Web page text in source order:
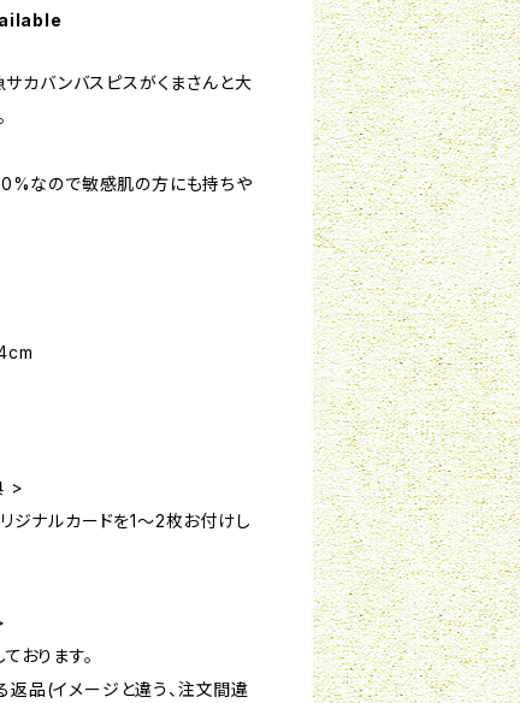
カバンバスピスがくまさんと大
なので敏感肌の方にも持ちや
>
ジナルカードを1～2枚お付けし
おります。
返品(イメージと違う、注文間違